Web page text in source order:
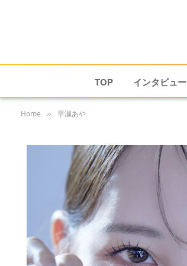
TOP インタビュー
Home » 早瀬あや